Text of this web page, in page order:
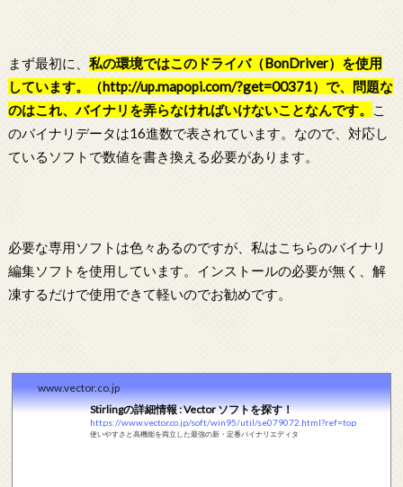
まず最初に、 私の環境ではこのドライバ（BonDriver）を使用
しています。（http://up.mapopi.com/?get=00371）で、問題な
のはこれ、バイナリを弄らなければいけないことなんです。
こ
のバイナリデータは16進数で表されています。なので、対応し
ているソフトで数値を書き換える必要があります。
必要な専用ソフトは色々あるのですが、私はこちらのバイナリ
編集ソフトを使用しています。インストールの必要が無く、解
凍するだけで使用できて軽いのでお勧めです。
www.vector.co.jp
Stirlingの詳細情報 : Vector ソフトを探す！
https://www.vector.co.jp/soft/win95/util/se079072.html?ref=top
使いやすさと高機能を両立した最強の新・定番バイナリエディタ